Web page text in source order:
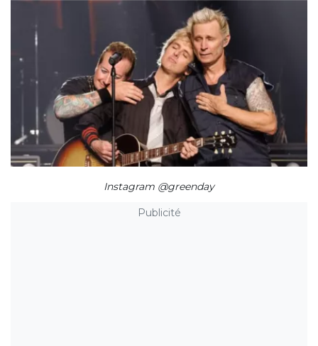
Instagram @greenday
Publicité